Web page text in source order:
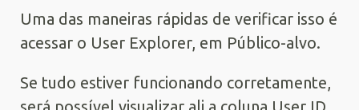
Uma das maneiras rápidas de verificar isso é
acessar o User Explorer, em Público-alvo.
Se tudo estiver funcionando corretamente,